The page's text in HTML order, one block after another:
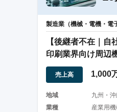
製造業（機械・電機・電
【後継者不在｜自
印刷業界向け周辺
製造販売会社
売上高 1,000
地域
九州・
業種
産業用